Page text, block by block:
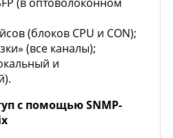
(блоков CPU и CON);
(все каналы);
и
с помощью SNMP-